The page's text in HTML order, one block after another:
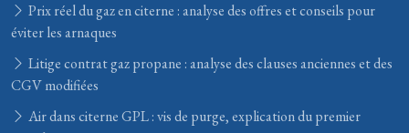
Prix réel du gaz en citerne : analyse des offres et conseils pour
éviter les arnaques
Litige contrat gaz propane : analyse des clauses anciennes et des
CGV modifiées
Air dans citerne GPL : vis de purge, explication du premier